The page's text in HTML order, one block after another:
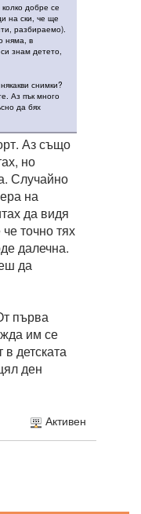
добре се
на ски, че ще
разбираемо).
няма, в
знам детето,
снимки?
Аз пък много
да бях
Аз също
но
Случайно
на
да видя
точно тях
далечна.
да
първа
им се
детската
ден
Активен